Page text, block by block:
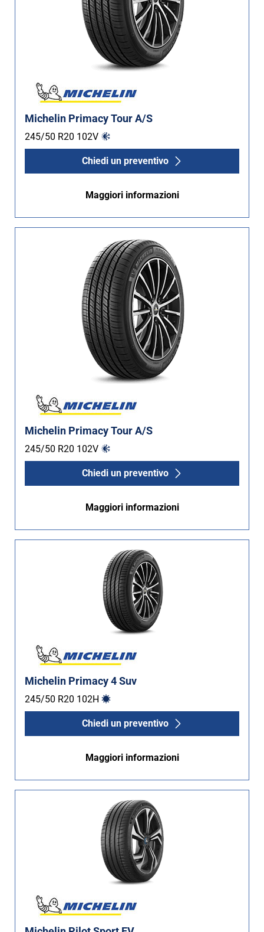
Michelin Primacy Tour A/S
245/50 R20 102V
Chiedi un preventivo
Maggiori informazioni
Michelin Primacy Tour A/S
245/50 R20 102V
Chiedi un preventivo
Maggiori informazioni
Michelin Primacy 4 Suv
245/50 R20 102H
Chiedi un preventivo
Maggiori informazioni